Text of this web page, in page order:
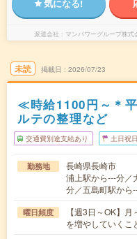
気になる!
派遣会社 マンパワーグループ株
未読 掲載日 2026/07/23
≪時給1100円～＊
ルテの整理など
交通費別途支給あり 土日祝
勤務地
長崎県長崎市
浦上駅から---分／
分／五島町駅から
曜日頻度
【週3日～OK】
を増やしていくこ